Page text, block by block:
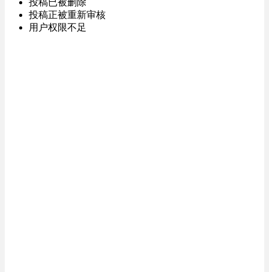
投稿已被删除
投稿正被重新审核
用户权限不足